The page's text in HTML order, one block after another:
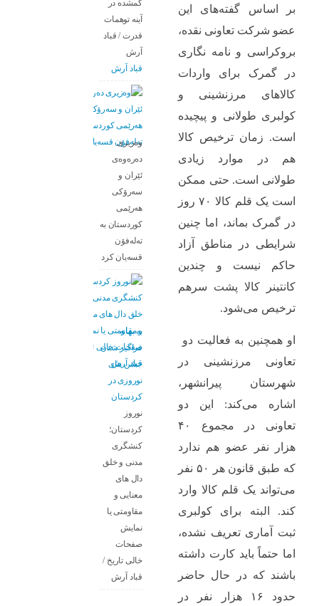
بر اساس گفته‌های این
عضو شرکت تعاونی نقده،
بروکراسی و نامه نگاری
در گمرک برای واردات
کالاهای مرزنشینی و
کولبری طولانی و پیچیده
است. زمان ترخیص کالا
هم در موارد زیادی
طولانی است. حتی ممکن
است یک قلم کالا ۷۰ روز
در گمرک بماند، اما چنین
شرایطی در مناطق آزاد
حاکم نیست و چندین
کانتینر کالا پشت سرهم
ترخیص می‌شود.
او همچنین به فعالیت دو
تعاونی مرزنشینی در
شهرستان پیرانشهر،
اشاره می‌کند: این دو
تعاونی در مجموع ۴۰
هزار نفر عضو هم ندارد
که طبق قانون هر ۵۰ نفر
می‌تواند یک قلم کالا وارد
کند. البته برای کولبری
ثبت آماری تعریف نشده،
اما حتماً باید کارت داشته
باشند که در حال حاضر
حدود ۱۶ هزار نفر در
گمشده در
آینه توهمات
قدرت / قباد
آرش
قباد آرش
وەزیری
دەرەوەی
ئێران و
سەرۆکی
هەرێمی
کوردستان بە
تەلەفۆن
قسەیان کرد
به بهانه
فراگیر شدن
جشن های
نوروزی در
کردستان
نوروز
کردستان؛
کنشگری
مدنی و خلق
دال های
معنایی و
مقاومتی یا
نمایش
صفحات
خالی تاریخ /
قباد آرش